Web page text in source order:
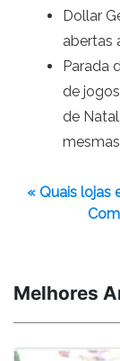
Dollar
abertas
Parada
de
de
« Quais lojas
Melhores